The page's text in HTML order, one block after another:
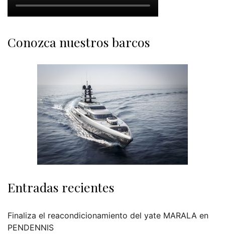
Conozca nuestros barcos
Entradas recientes
Finaliza el reacondicionamiento del yate MARALA en
PENDENNIS